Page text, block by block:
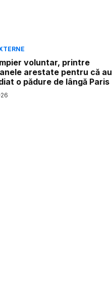
voluntar, printre
arestate pentru că au
o pădure de lângă Paris